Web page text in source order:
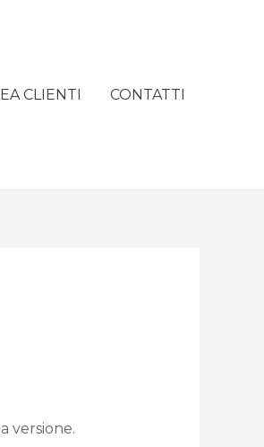
CLIENTI CONTATTI
versione.